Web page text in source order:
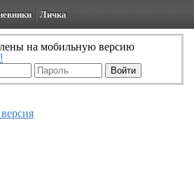
Личка
на мобильную версию